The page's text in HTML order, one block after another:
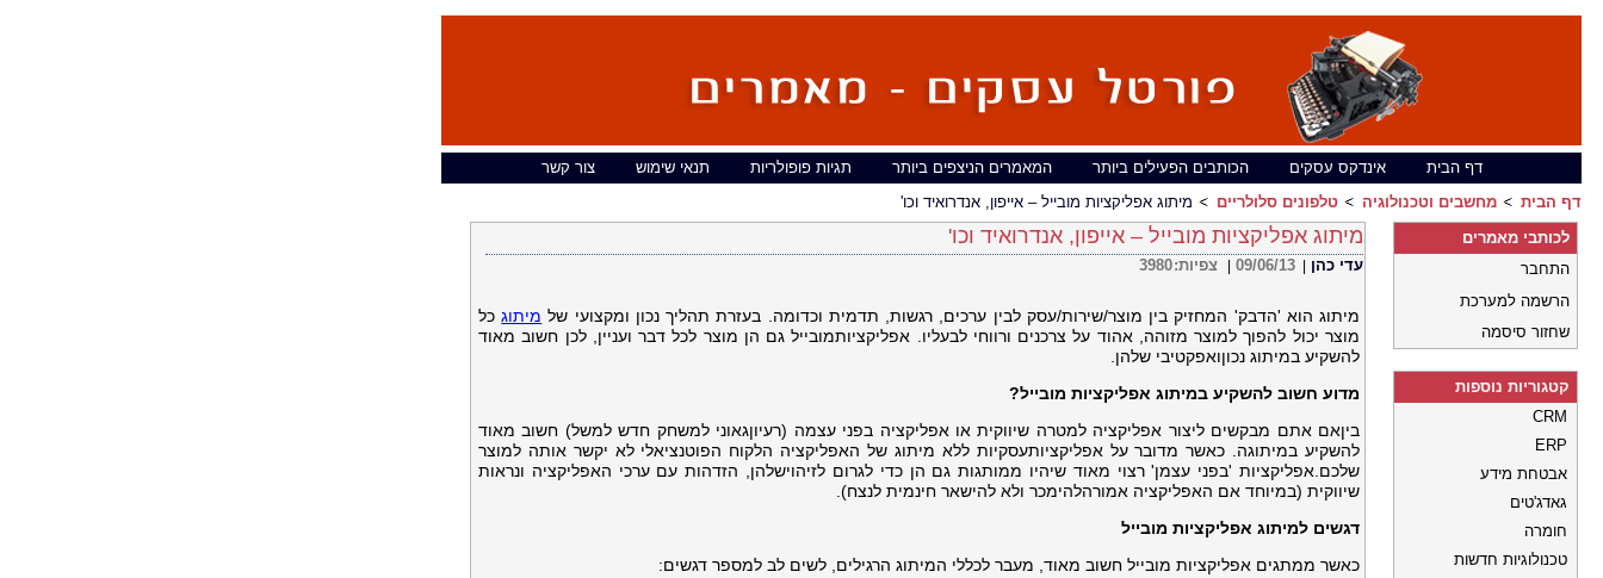
דף הבית אינדקס עסקים הכותבים הפעילים ביותר המאמרים הניצפים ביותר תגיות פופולריות תנאי שימוש
צור קשר
דף הבית
מחשבים וטכנולוגיה טלפונים סלולריים מיתוג אפליקציות מובייל – אייפון, אנדרואיד וכו'
מיתוג אפליקציות מובייל – אייפון, אנדרואיד וכו'
עדי כהן 09/06/13 צפיות:3980
מיתוג הוא 'הדבק' המחזיק בין מוצר/שירות/עסק לבין ערכים, רגשות, תדמית וכדומה. בעזרת תהליך נכון ומקצועי של מיתוגכל
מוצר יכול להפוך למוצר מזוהה, אהוד על צרכנים ורווחי לבעליו. אפליקציותמובייל גם הן מוצר לכל דבר ועניין, לכן חשוב מאוד
להשקיע במיתוג נכוןואפקטיבי שלהן.
מדוע חשוב להשקיע במיתוג אפליקציות מובייל?
ביןאם אתם מבקשים ליצור אפליקציה למטרה שיווקית או אפליקציה בפני עצמה (רעיוןגאוני למשחק חדש למשל) חשוב מאוד
להשקיע במיתוגה. כאשר מדובר על אפליקציותעסקיות ללא מיתוג של האפליקציה הלקוח הפוטנציאלי לא יקשר אותה למוצר
שלכם.אפליקציות 'בפני עצמן' רצוי מאוד שיהיו ממותגות גם הן כדי לגרום לזיהוישלהן, הזדהות עם ערכי האפליקציה ונראות
שיווקית (במיוחד אם האפליקציה אמורהלהימכר ולא להישאר חינמית לנצח).
דגשים למיתוג אפליקציות מובייל
כאשר ממתגים אפליקציות מובייל חשוב מאוד, מעבר לכללי המיתוג הרגילים, לשים לב למספר דגשים:
לכותבי מאמרים
התחבר
הרשמה למערכת
שחזור סיסמה
קטגוריות נוספות
CRM
ERP
אבטחת מידע
גאדג'טים
חומרה
טכנולוגיות חדשות